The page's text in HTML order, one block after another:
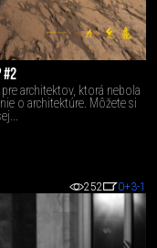
#2
architektov, ktorá nebola
o architektúre. Môžete si
252 0+3-1